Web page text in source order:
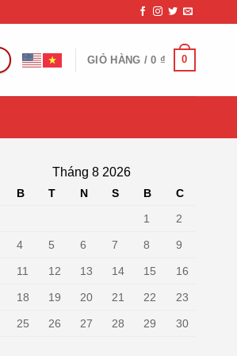
GIỎ HÀNG /0 ₫ 0
Tháng 8 2026
B T N S B
C
1
2
4 5 6 7 8 9
11 12 13 14 15 16
18 19 20 21 22 23
25 26 27 28 29 30